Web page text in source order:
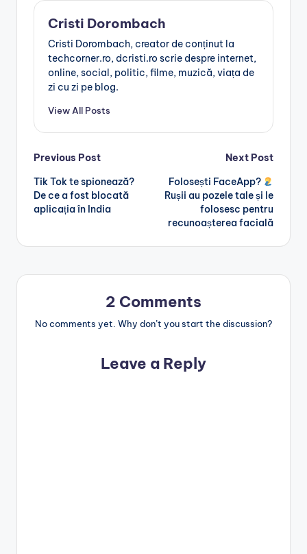
Cristi Dorombach
Cristi Dorombach, creator de conținut la
techcorner.ro, dcristi.ro scrie despre internet,
online, social, politic, filme, muzică, viața de
zi cu zi pe blog.
View All Posts
Post
navigation
Previous Post
Tik Tok te spionează?
De ce a fost blocată
aplicația în India
Next Post
Folosești FaceApp?
Rușii au pozele tale și le
folosesc pentru
recunoașterea facială
2 Comments
No comments yet. Why don’t you start the discussion?
Leave a Reply